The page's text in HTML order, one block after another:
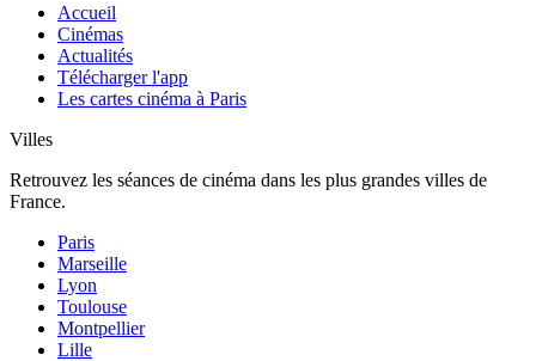
Accueil
Cinémas
Actualités
Télécharger l'app
Les cartes cinéma à Paris
Villes
Retrouvez les séances de cinéma dans les plus grandes villes de
France.
Paris
Marseille
Lyon
Toulouse
Montpellier
Lille